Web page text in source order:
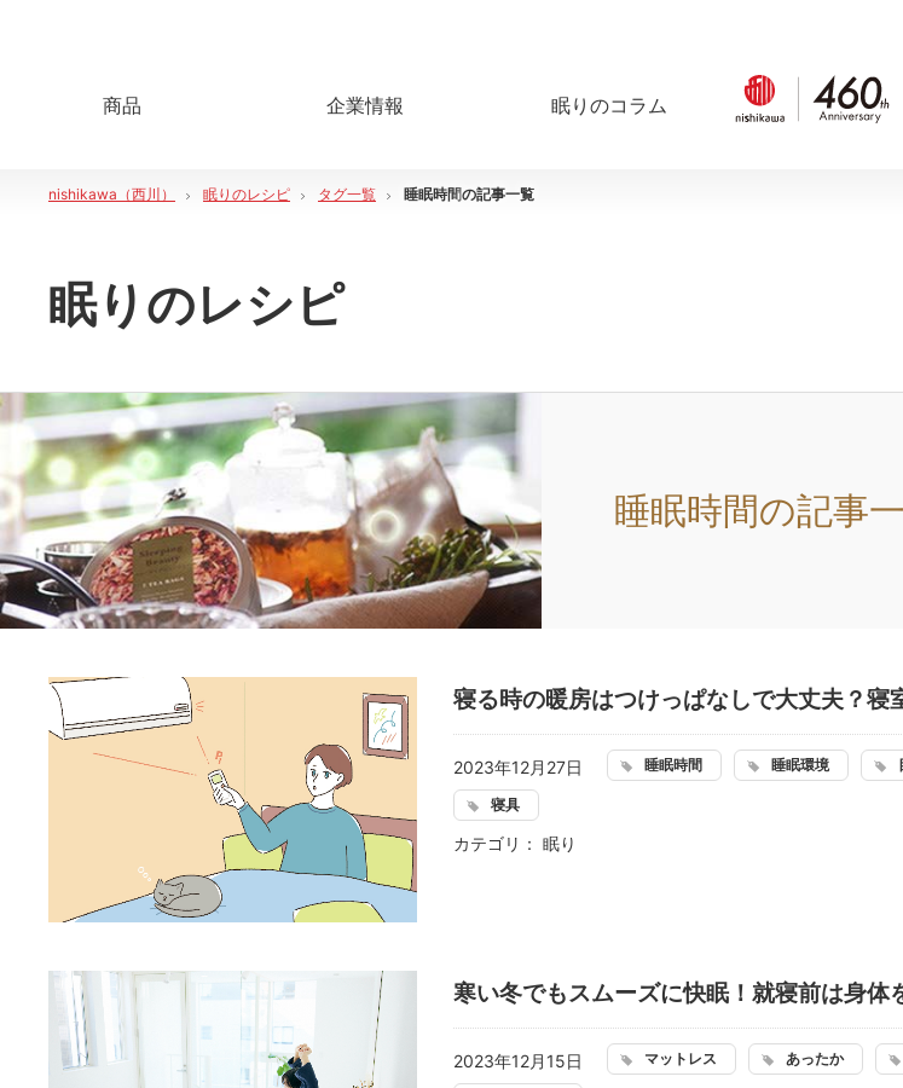
商品 企業情報 眠りのコラム
nishikawa（西川） 眠りのレシピ タグ一覧 睡眠時間の記事一覧
眠りのレシピ
睡眠時間の記事
寝る時の暖房はつけっぱなしで大丈夫？寝
2023年12月27日 睡眠時間 睡眠環境
寝具
カテゴリ： 眠り
寒い冬でもスムーズに快眠！就寝前は身体
2023年12月15日 マットレス あったか